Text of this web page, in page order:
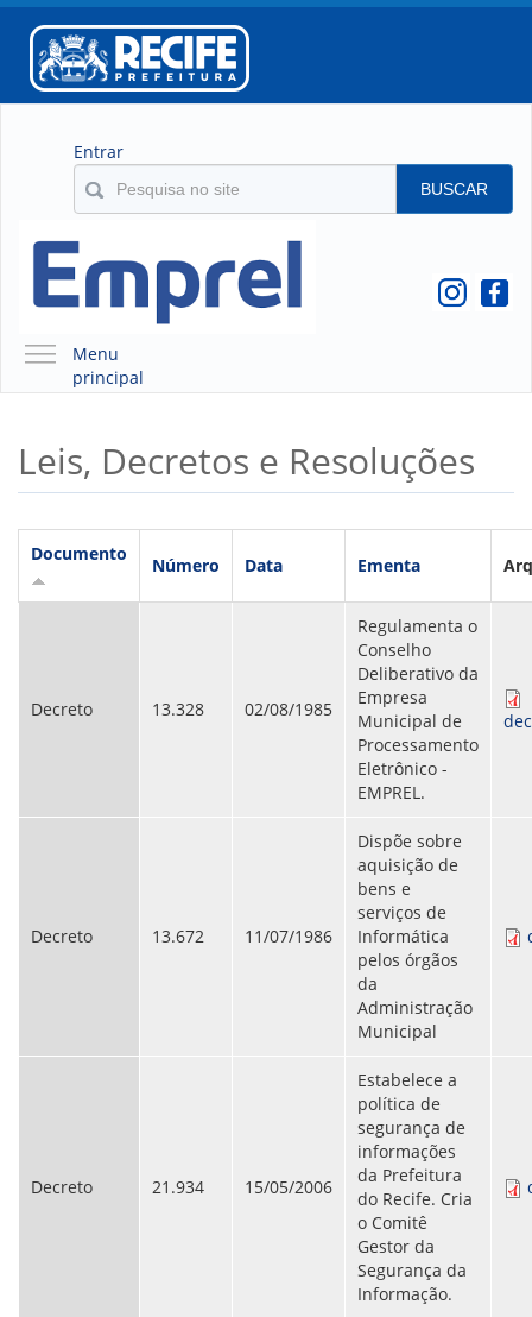
Entrar
BUSCAR
Menu
principal
QUEM SOMOS
O QUE É A EMPREL
VÍDEOS
ORGANOGRAMA
LOCALIZAÇÃO
NOTÍCIAS
REGULAMENTO INTERNO DE LICITAÇÕES E
GESTÃO DE PESSOAS
PARTICIPAÇÃO NOS LUCROS E RESULTADOS
CONSULTA TODOS RECURSOS PLR
CONSULTA QUESTIONAMENTO / ESCLARECIMENTO
PGDE - PROGRAMA DE GERENCIAMENTO DO
DESEMPENHO DOS EMPREGADOS DA EMPREL
AFASTAMENTOS DOS FUNCIONÁRIOS
PPP - PERFIL PROFISSIOGRÁFICO
Leis, Decretos e Resoluções
Documento
Número Data Ementa
Decreto 13.328 02/08/1985
Regulamenta o
Conselho
Deliberativo da
Empresa
Municipal de
Processamento
Eletrônico -
EMPREL.
Decreto 13.672 11/07/1986
Dispõe sobre
aquisição de
bens e
serviços de
Informática
pelos órgãos
da
Administração
Municipal
Decreto 21.934 15/05/2006
Estabelece a
política de
segurança de
informações
da Prefeitura
do Recife. Cria
o Comitê
Gestor da
Segurança da
Informação.